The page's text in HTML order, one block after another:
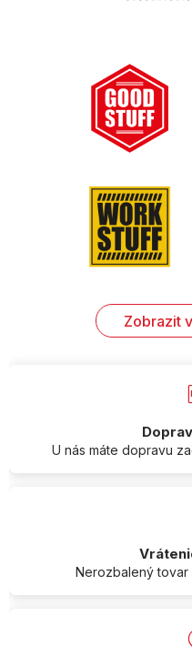
Zobrazit
U nás máte dopravu
Nerozbalený